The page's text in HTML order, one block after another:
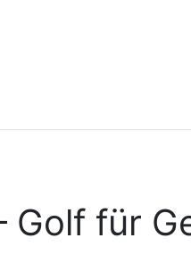
Golf für